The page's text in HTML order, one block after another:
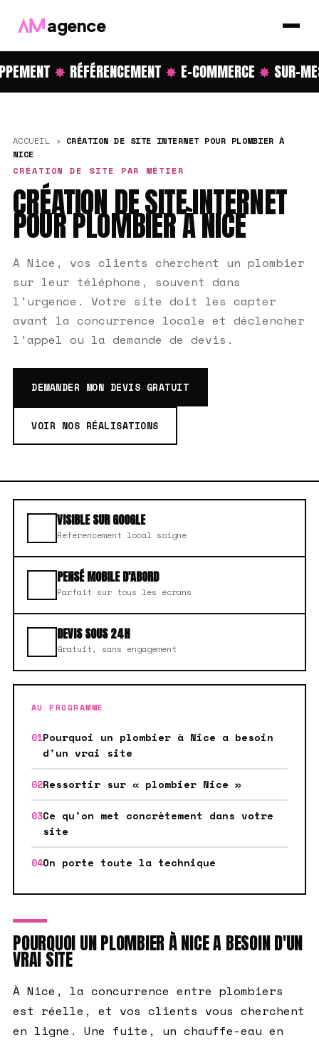
agence
✸RÉFÉRENCEMENT✸E-COMMERCE✸SUR-
ACCUEIL › CRÉATION DE SITE INTERNET POUR PLOMBIER À
NICE
CRÉATION DE SITE PAR MÉTIER
CRÉATION DE SITE INTERNET
POUR PLOMBIER À NICE
À Nice, vos clients cherchent un plombier
sur leur téléphone, souvent dans
l'urgence. Votre site doit les capter
avant la concurrence locale et déclencher
l'appel ou la demande de devis.
DEMANDER MON DEVIS GRATUIT
VOIR NOS RÉALISATIONS
VISIBLE SUR GOOGLE
Référencement local soigné
PENSÉ MOBILE D'ABORD
Parfait sur tous les écrans
DEVIS SOUS 24H
Gratuit, sans engagement
AU PROGRAMME
Pourquoi un plombier à Nice a besoin
d'un vrai site
Ressortir sur « plombier Nice »
Ce qu'on met concrètement dans votre
site
On porte toute la technique
POURQUOI UN PLOMBIER À NICE A BESOIN D'UN
VRAI SITE
À Nice, la concurrence entre plombiers
est réelle, et vos clients vous cherchent
en ligne. Une fuite, un chauffe-eau en